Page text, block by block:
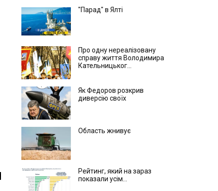
"Парад" в Ялті
Про одну нереалізовану
справу життя Володимира
Кательницьког...
Як Федоров розкрив
диверсію своїх
Область жнивує
Рейтинг, який на зараз
показали усім...